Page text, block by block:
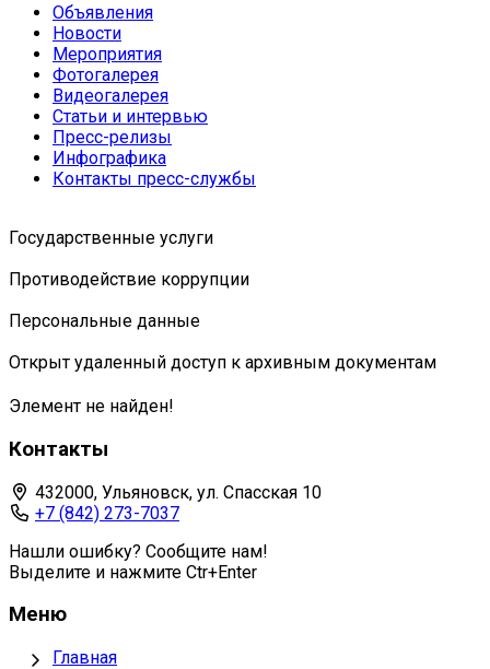
Объявления
Новости
Мероприятия
Фотогалерея
Видеогалерея
Статьи и интервью
Пресс-релизы
Инфографика
Контакты пресс-службы
Государственные услуги
Противодействие коррупции
Персональные данные
Открыт удаленный доступ к архивным документам
Элемент не найден!
Контакты
432000, Ульяновск, ул. Спасская 10
+7 (842) 273-7037
Нашли ошибку? Сообщите нам!
Выделите и нажмите Ctr+Enter
Меню
Главная